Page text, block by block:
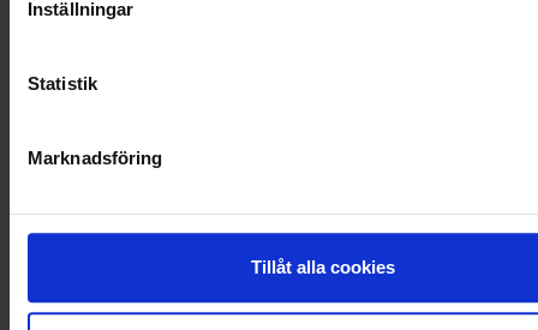
Inställningar
Statistik
Marknadsföring
Tillåt alla cookies
010-45 00 200​